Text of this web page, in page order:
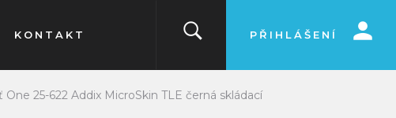
KONTAKT PŘIHLÁŠENÍ
One 25-622 Addix MicroSkin TLE černá skládací